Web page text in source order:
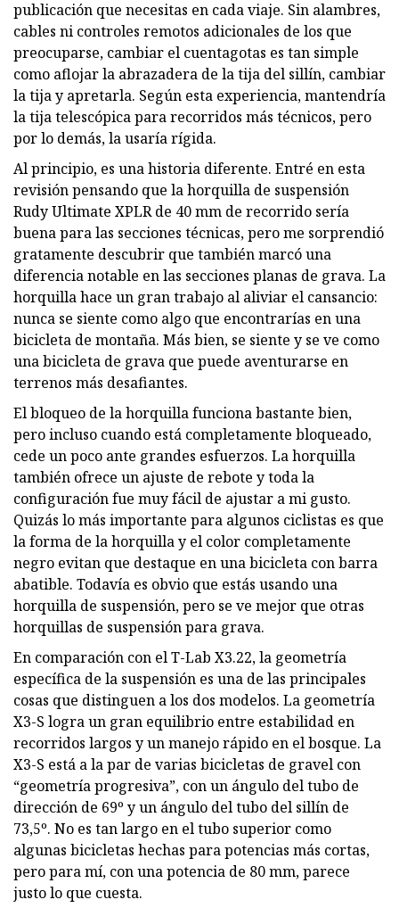
publicación que necesitas en cada viaje. Sin alambres,
cables ni controles remotos adicionales de los que
preocuparse, cambiar el cuentagotas es tan simple
como aflojar la abrazadera de la tija del sillín, cambiar
la tija y apretarla. Según esta experiencia, mantendría
la tija telescópica para recorridos más técnicos, pero
por lo demás, la usaría rígida.
Al principio, es una historia diferente. Entré en esta
revisión pensando que la horquilla de suspensión
Rudy Ultimate XPLR de 40 mm de recorrido sería
buena para las secciones técnicas, pero me sorprendió
gratamente descubrir que también marcó una
diferencia notable en las secciones planas de grava. La
horquilla hace un gran trabajo al aliviar el cansancio:
nunca se siente como algo que encontrarías en una
bicicleta de montaña. Más bien, se siente y se ve como
una bicicleta de grava que puede aventurarse en
terrenos más desafiantes.
El bloqueo de la horquilla funciona bastante bien,
pero incluso cuando está completamente bloqueado,
cede un poco ante grandes esfuerzos. La horquilla
también ofrece un ajuste de rebote y toda la
configuración fue muy fácil de ajustar a mi gusto.
Quizás lo más importante para algunos ciclistas es que
la forma de la horquilla y el color completamente
negro evitan que destaque en una bicicleta con barra
abatible. Todavía es obvio que estás usando una
horquilla de suspensión, pero se ve mejor que otras
horquillas de suspensión para grava.
En comparación con el T-Lab X3.22, la geometría
específica de la suspensión es una de las principales
cosas que distinguen a los dos modelos. La geometría
X3-S logra un gran equilibrio entre estabilidad en
recorridos largos y un manejo rápido en el bosque. La
X3-S está a la par de varias bicicletas de gravel con
“geometría progresiva”, con un ángulo del tubo de
dirección de 69º y un ángulo del tubo del sillín de
73,5º. No es tan largo en el tubo superior como
algunas bicicletas hechas para potencias más cortas,
pero para mí, con una potencia de 80 mm, parece
justo lo que cuesta.